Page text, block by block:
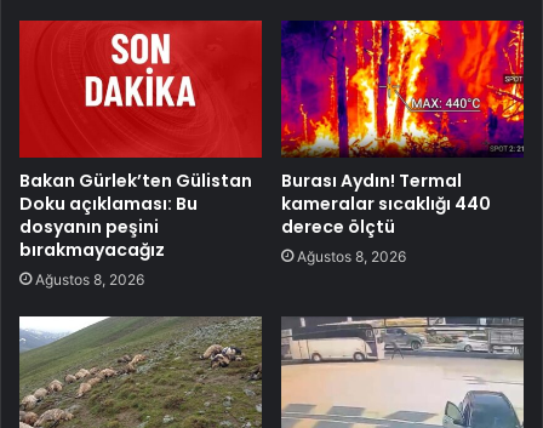
Bakan Gürlek’ten Gülistan
Doku açıklaması: Bu
dosyanın peşini
bırakmayacağız
Ağustos 8, 2026
Burası Aydın! Termal
kameralar sıcaklığı 440
derece ölçtü
Ağustos 8, 2026